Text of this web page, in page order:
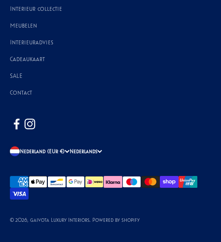
Interieur collectie
Meubelen
Interieuradvies
Cadeaukaart
SALE
Contact
Nederland (EUR €) Nederlands
© 2026, Gaivota Luxury Interiors. Powered by Shopify